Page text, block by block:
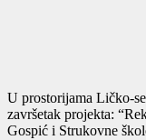
U prostorijama Ličko-
završetak projekta:
Gospić i Strukovne